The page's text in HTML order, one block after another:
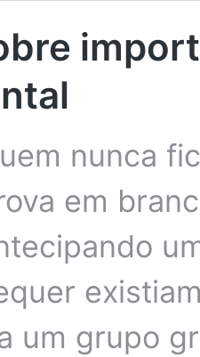
nunca
em
um grupo